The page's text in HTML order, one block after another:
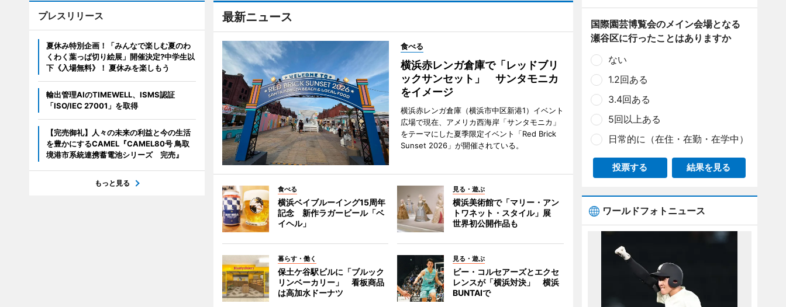
最新ニュース
食べる
横浜赤レンガ倉庫で「レッドブリ
ックサンセット」 サンタモニカ
をイメージ
横浜赤レンガ倉庫（横浜市中区新港1）イベント
広場で現在、アメリカ西海岸「サンタモニカ」
をテーマにした夏季限定イベント「Red Brick
Sunset 2026」が開催されている。
食べる
横浜ベイブルーイング15周年
記念 新作ラガービール「ベ
イヘル」
見る・遊ぶ
横浜美術館で「マリー・アン
トワネット・スタイル」展
世界初公開作品も
暮らす・働く
保土ケ谷駅ビルに「ブルック
リンベーカリー」 看板商品
は高加水ドーナツ
見る・遊ぶ
ビー・コルセアーズとエクセ
レンスが「横浜対決」 横浜
BUNTAIで
プレスリリース
夏休み特別企画！「みんなで楽しむ夏のわ
くわく葉っぱ切り絵展」開催決定?中学生以
下《入場無料》！ 夏休みを楽しもう
輸出管理AIのTIMEWELL、ISMS認証
「ISO/IEC 27001」を取得
【完売御礼】人々の未来の利益と今の生活
を豊かにするCAMEL『CAMEL80号 鳥取
境港市系統連携蓄電池シリーズ 完売』
もっと見る
国際園芸博覧会のメイン会場となる
瀬谷区に行ったことはありますか
ない
1.2回ある
3.4回ある
5回以上ある
日常的に（在住・在勤・在学中）
投票する 結果を見る
ワールドフォトニュース